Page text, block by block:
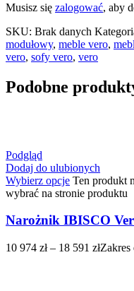
Musisz się zalogować, aby
SKU: Brak danych
modułowy, meble vero,
vero, sofy vero, vero
Podobne
Podgląd
Dodaj do ulubionych
Wybierz opcje Ten produkt
wybrać na stronie produktu
Narożnik IBISCO
10 974 zł – 18 591 złZakres